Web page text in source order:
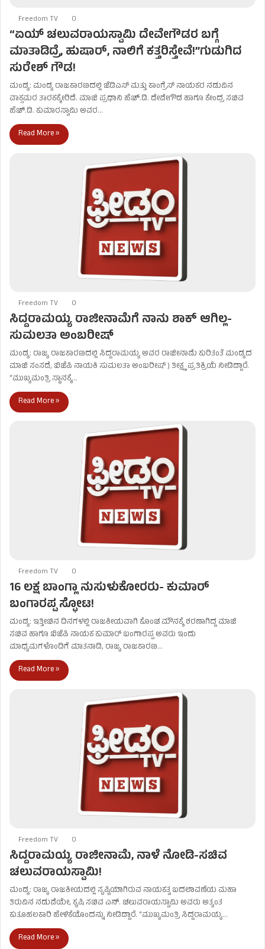
Freedom TV 0
“ಏಯ್ ಚಲುವರಾಯಸ್ವಾಮಿ ದೇವೇಗೌಡರ ಬಗ್ಗೆ
ಮಾತಾಡಿದ್ರೆ, ಹುಷಾರ್, ನಾಲಿಗೆ ಕತ್ತರಿಸ್ತೇವೆ!”ಗುಡುಗಿದ
ಸುರೇಶ್ ಗೌಡ!
ಮಂಡ್ಯ: ಮಂಡ್ಯ ರಾಜಕಾರಣದಲ್ಲಿ ಜೆಡಿಎಸ್ ಮತ್ತು ಕಾಂಗ್ರೆಸ್ ನಾಯಕರ ನಡುವಿನ
ವಾಕ್ಸಮರ ತಾರಕಕ್ಕೇರಿದೆ. ಮಾಜಿ ಪ್ರಧಾನಿ ಹೆಚ್.ಡಿ. ದೇವೇಗೌಡ ಹಾಗೂ ಕೇಂದ್ರ ಸಚಿವ
ಹೆಚ್.ಡಿ. ಕುಮಾರಸ್ವಾಮಿ ಅವರ…
Read More »
Freedom TV 0
ಸಿದ್ದರಾಮಯ್ಯ ರಾಜೀನಾಮೆಗೆ ನಾನು ಶಾಕ್ ಆಗಿಲ್ಲ-
ಸುಮಲತಾ ಅಂಬರೀಷ್
ಮಂಡ್ಯ: ರಾಜ್ಯ ರಾಜಕಾರಣದಲ್ಲಿ ಸಿದ್ದರಾಮಯ್ಯ ಅವರ ರಾಜೀನಾಮೆ ಕುರಿತಂತೆ ಮಂಡ್ಯದ
ಮಾಜಿ ಸಂಸದೆ, ಬಿಜೆಪಿ ನಾಯಕಿ ಸುಮಲತಾ ಅಂಬರೀಷ್ ) ತೀಕ್ಷ್ಣ ಪ್ರತಿಕ್ರಿಯೆ ನೀಡಿದ್ದಾರೆ.
“ಮುಖ್ಯಮಂತ್ರಿ ಸ್ಥಾನಕ್ಕೆ…
Read More »
Freedom TV 0
16 ಲಕ್ಷ ಬಾಂಗ್ಲಾ ನುಸುಳುಕೋರರು- ಕುಮಾರ್
ಬಂಗಾರಪ್ಪ ಸ್ಫೋಟ!
ಮಂಡ್ಯ: ಇತ್ತೀಚಿನ ದಿನಗಳಲ್ಲಿ ರಾಜಕೀಯವಾಗಿ ಕೊಂಚ ಮೌನಕ್ಕೆ ಶರಣಾಗಿದ್ದ ಮಾಜಿ
ಸಚಿವ ಹಾಗೂ ಬಿಜೆಪಿ ನಾಯಕ ಕುಮಾರ್ ಬಂಗಾರಪ್ಪ ಅವರು ಇಂದು
ಮಾಧ್ಯಮಗಳೊಂದಿಗೆ ಮಾತನಾಡಿ, ರಾಜ್ಯ ರಾಜಕಾರಣ…
Read More »
Freedom TV 0
ಸಿದ್ದರಾಮಯ್ಯ ರಾಜೀನಾಮೆ, ನಾಳೆ ನೋಡಿ-ಸಚಿವ
ಚಲುವರಾಯಸ್ವಾಮಿ!
ಮಂಡ್ಯ: ರಾಜ್ಯ ರಾಜಕೀಯದಲ್ಲಿ ಸೃಷ್ಟಿಯಾಗಿರುವ ನಾಯಕತ್ವ ಬದಲಾವಣೆಯ ಮಹಾ
ತಿರುವಿನ ನಡುವೆಯೇ, ಕೃಷಿ ಸಚಿವ ಎನ್. ಚಲುವರಾಯಸ್ವಾಮಿ ಅವರು ಅತ್ಯಂತ
ಕುತೂಹಲಕಾರಿ ಹೇಳಿಕೆಯೊಂದನ್ನು ನೀಡಿದ್ದಾರೆ. “ಮುಖ್ಯಮಂತ್ರಿ ಸಿದ್ದರಾಮಯ್ಯ…
Read More »